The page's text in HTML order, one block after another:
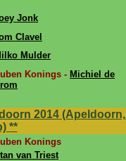
Jonk
Clavel
Mulder
Konings - Michiel de
2014 (Apeldoorn,
**
Konings
van Triest